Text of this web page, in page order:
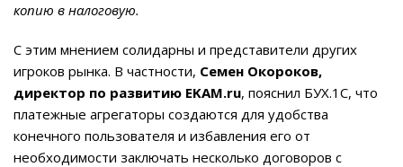
копию в налоговую.
С этим мнением солидарны и представители других
игроков рынка. В частности, Семен Окороков,
директор по развитию EKAM.ru, пояснил БУХ.1С, что
платежные агрегаторы создаются для удобства
конечного пользователя и избавления его от
необходимости заключать несколько договоров с